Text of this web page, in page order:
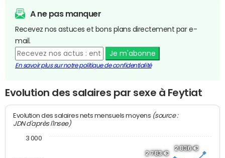
A ne pas manquer
Recevez nos astuces et bons plans directement par e-
mail.
Je m'abonne
En savoir plus sur notre politique de confidentialité
Evolution des salaires par sexe à Feytiat
Evolution des salaires nets mensuels moyens (source :
JDN d'après l'Insee)
2 783 €
2 836 €
3 000